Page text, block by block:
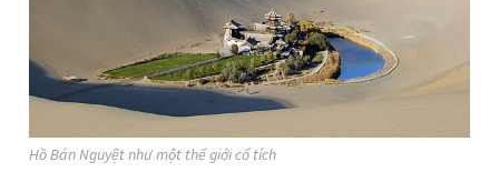
Hồ Bán Nguyệt như một thế giới cổ tích